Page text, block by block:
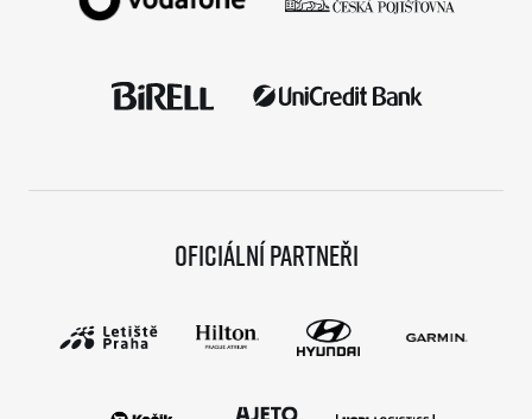
Oficiální partneři